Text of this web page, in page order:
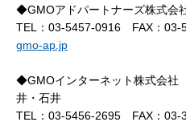
◆GMOアドパートナーズ株式
TEL：03-5457-0916 FAX：03-
gmo-ap.jp
◆GMOインターネット株式会
井・石井
TEL：03-5456-2695 FAX：